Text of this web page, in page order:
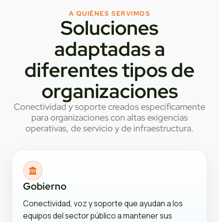
A QUIÉNES SERVIMOS
Soluciones
adaptadas a
diferentes tipos de
organizaciones
Conectividad y soporte creados específicamente
para organizaciones con altas exigencias
operativas, de servicio y de infraestructura.
Gobierno
Conectividad, voz y soporte que ayudan a los
equipos del sector público a mantener sus